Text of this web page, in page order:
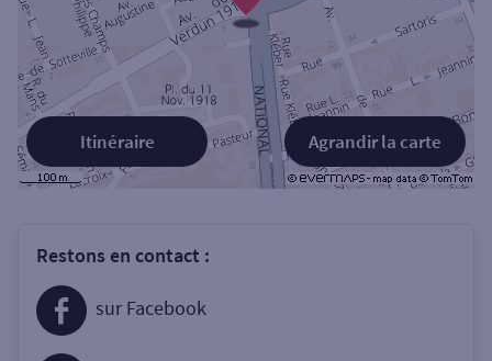
Agrandir la carte
Itinéraire
Restons en contact :
sur Facebook